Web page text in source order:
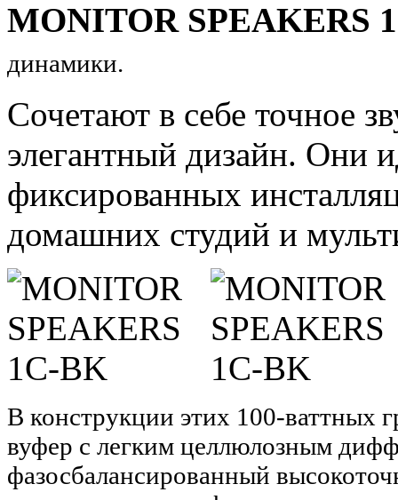
MONITOR SPEAKERS
динамики.
Сочетают в себе точное
элегантный дизайн. Они
фиксированных
домашних студий и
В конструкции этих 100-ваттных
вуфер с легким целлюлозным
фазосбалансированный